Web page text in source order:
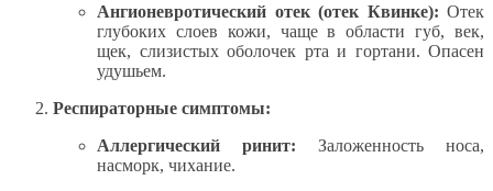
Ангионевротический отек (отек Квинке): Отек
глубоких слоев кожи, чаще в области губ, век,
щек, слизистых оболочек рта и гортани. Опасен
удушьем.
Респираторные симптомы:
Аллергический ринит: Заложенность носа,
насморк, чихание.